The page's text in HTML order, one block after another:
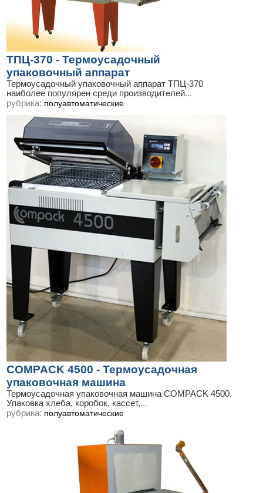
ТПЦ-370 - Термоусадочный
упаковочный аппарат
Термоусадочный упаковочный аппарат ТПЦ-370
наиболее популярен среди производителей...
рубрика: полуавтоматические
COMPACK 4500 - Термоусадочная
упаковочная машина
Термоусадочная упаковочная машина COMPACK 4500.
Упаковка хлеба, коробок, кассет,...
рубрика: полуавтоматические